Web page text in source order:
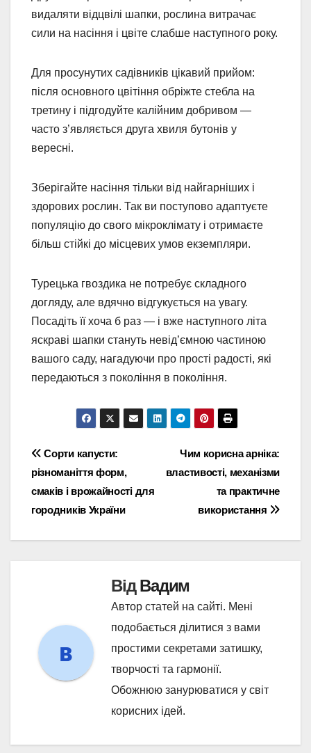
видаляти відцвілі шапки, рослина витрачає
сили на насіння і цвіте слабше наступного року.
Для просунутих садівників цікавий прийом:
після основного цвітіння обріжте стебла на
третину і підгодуйте калійним добривом —
часто з’являється друга хвиля бутонів у
вересні.
Зберігайте насіння тільки від найгарніших і
здорових рослин. Так ви поступово адаптуєте
популяцію до свого мікроклімату і отримаєте
більш стійкі до місцевих умов екземпляри.
Турецька гвоздика не потребує складного
догляду, але вдячно відгукується на увагу.
Посадіть її хоча б раз — і вже наступного літа
яскраві шапки стануть невід’ємною частиною
вашого саду, нагадуючи про прості радості, які
передаються з покоління в покоління.
Навігація
записів
Чим корисна арніка:
властивості, механізми
та практичне
використання
Сорти капусти:
різноманіття форм,
смаків і врожайності для
городників України
ВідВадим
Автор статей на сайті. Мені
подобається ділитися з вами
простими секретами затишку,
творчості та гармонії.
Обожнюю занурюватися у світ
корисних ідей.